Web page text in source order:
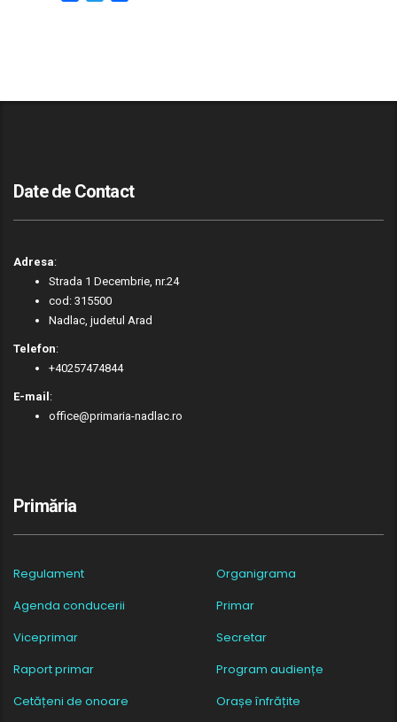
Date de Contact
Adresa:
Strada 1 Decembrie, nr.24
cod: 315500
Nadlac, judetul Arad
Telefon:
+40257474844
E-mail:
office@primaria-nadlac.ro
Primăria
Regulament
Organigrama
Agenda conducerii
Primar
Viceprimar
Secretar
Raport primar
Program audiențe
Cetățeni de onoare
Orașe înfrățite